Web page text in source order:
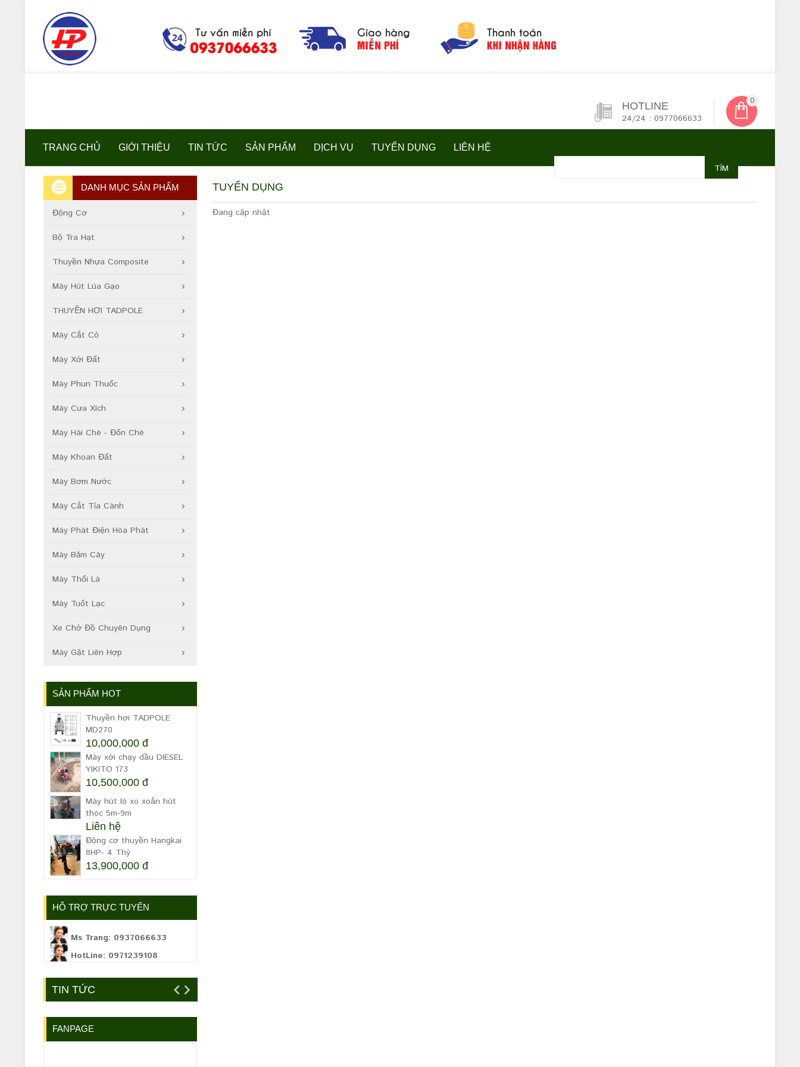
HOTLINE
24/24 : 0977066633
0
TÌM
TRANG CHỦ GIỚI THIỆU TIN TỨC SẢN PHẨM DỊCH VỤ TUYỂN DỤNG LIÊN HỆ
TUYỂN DỤNG
Đang cập nhật
DANH MỤC SẢN PHẨM
Động Cơ
Bộ Tra Hạt
Thuyền Nhựa Composite
Máy Hút Lúa Gạo
THUYỀN HƠI TADPOLE
Máy Cắt Cỏ
Máy Xới Đất
Máy Phun Thuốc
Máy Cưa Xích
Máy Hái Chè - Đốn Chè
Máy Khoan Đất
Máy Bơm Nước
Máy Cắt Tỉa Cành
Máy Phát Điện Hòa Phát
Máy Băm Cây
Máy Thổi Lá
Máy Tuốt Lạc
Xe Chở Đồ Chuyên Dụng
Máy Gặt Liên Hợp
SẢN PHẨM HOT
Thuyền hơi TADPOLE
MD270
10,000,000 đ
Máy xới chạy dầu DIESEL
YIKITO 173
10,500,000 đ
Máy hút lò xo xoắn hút
thóc 5m-9m
Liên hệ
Động cơ thuyền Hangkai
8HP- 4 Thỳ
13,900,000 đ
HỖ TRỢ TRỰC TUYẾN
Ms Trang: 0937066633
HotLine: 0971239108
TIN TỨC
FANPAGE